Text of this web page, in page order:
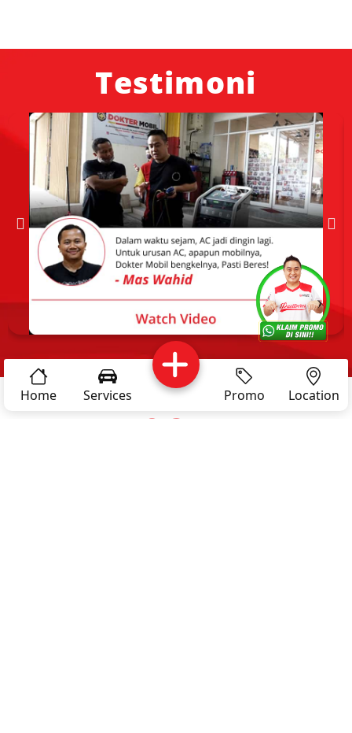
Services Promo Location About Us
Kritik dan
Reservasi Article Career
Home Services Promo Location
Testimoni
02 -